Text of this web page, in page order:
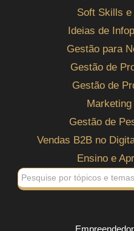
Soft Skills
Ideias de
Gestão para
Gestão de
Gestão de
Gestão de
Vendas B2B no
Ensino e